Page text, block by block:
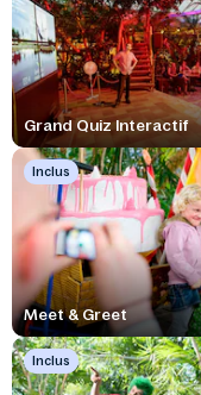
Grand Quiz Interactif
Inclus
Meet & Greet
Inclus